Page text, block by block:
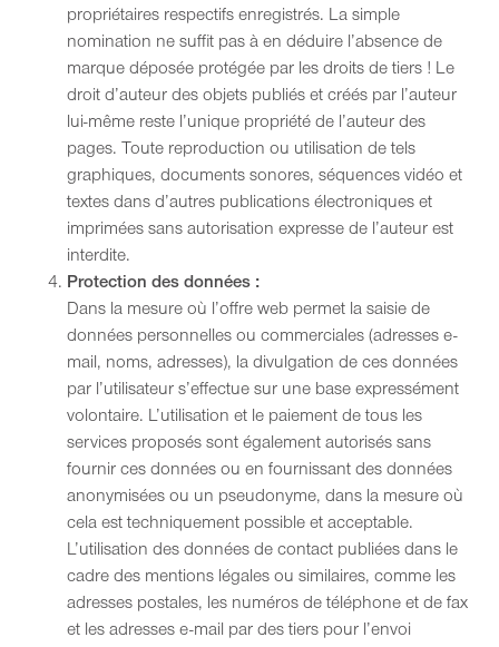
propriétaires respectifs enregistrés. La simple
nomination ne suffit pas à en déduire l’absence de
marque déposée protégée par les droits de tiers ! Le
droit d’auteur des objets publiés et créés par l’auteur
lui-même reste l’unique propriété de l’auteur des
pages. Toute reproduction ou utilisation de tels
graphiques, documents sonores, séquences vidéo et
textes dans d’autres publications électroniques et
imprimées sans autorisation expresse de l’auteur est
interdite.
Protection des données :
Dans la mesure où l’offre web permet la saisie de
données personnelles ou commerciales (adresses e-
mail, noms, adresses), la divulgation de ces données
par l’utilisateur s’effectue sur une base expressément
volontaire. L’utilisation et le paiement de tous les
services proposés sont également autorisés sans
fournir ces données ou en fournissant des données
anonymisées ou un pseudonyme, dans la mesure où
cela est techniquement possible et acceptable.
L’utilisation des données de contact publiées dans le
cadre des mentions légales ou similaires, comme les
adresses postales, les numéros de téléphone et de fax
et les adresses e-mail par des tiers pour l’envoi